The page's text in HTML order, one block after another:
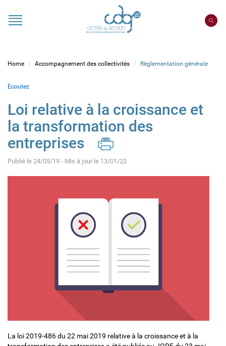
CDG
Home Accompagnement des collectivités Règlementation générale
Ecoutez
Loi relative à la croissance et
la transformation des
entreprises
Publié le 24/05/19 - Mis à jour le 13/01/22
La loi 2019-486 du 22 mai 2019 relative à la croissance et à la